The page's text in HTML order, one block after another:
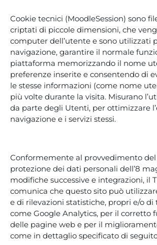
Cookie tecnici (MoodleSession) sono
criptati di piccole dimensioni, che
computer dell’utente e sono utilizzati
navigazione, garantire il normale
piattaforma memorizzando il nome
preferenze inserite e consentendo di
le stesse informazioni (come nome
più volte durante la visita. Misurano
da parte degli Utenti, per ottimizzare
navigazione e i servizi stessi.
Conformemente al provvedimento del
protezione dei dati personali dell’8
modifiche successive e integrazioni, il
comunica che questo sito può
e di rilevazioni statistiche, propri e/o di
come Google Analytics, per il corretto
delle pagine web e per il
come in dettaglio specificato di